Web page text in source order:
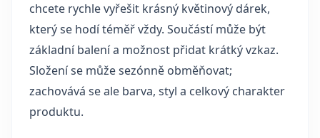
chcete rychle vyřešit krásný květinový dárek,
který se hodí téměř vždy. Součástí může být
základní balení a možnost přidat krátký vzkaz.
Složení se může sezónně obměňovat;
zachovává se ale barva, styl a celkový charakter
produktu.